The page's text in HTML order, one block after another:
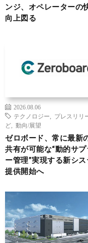
ンジ、オペレーターの
向上図る
2026.08.06
テクノロジー
プレスリリ
ど
動向/展望
ゼロボード、常に最新
共有が可能な“動的サ
ー管理”実現する新シ
提供開始へ